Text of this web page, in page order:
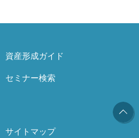
資産形成ガイド
セミナー検索
サイトマップ